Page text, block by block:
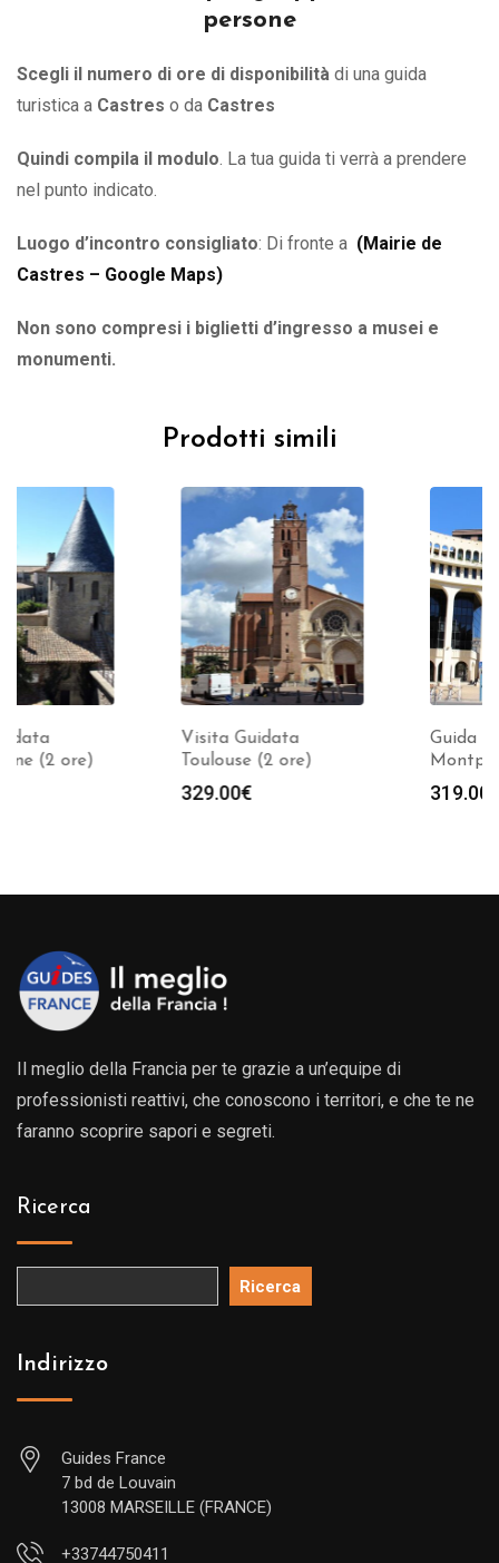
persone
Scegli il numero di ore di disponibilità di una guida
turistica a Castres o da Castres
Quindi compila il modulo . La tua guida ti verrà a prendere
nel punto indicato.
Luogo d’incontro consigliato: Di fronte a (Mairie de
Castres – Google Maps)
Non sono compresi i biglietti d’ingresso a musei e
monumenti.
Prodotti simili
Visita Guidata
Toulouse (2 ore)
Guida Privata
Montpellier *** (2 ore)
Il meglio della Francia per te grazie a un’equipe di
professionisti reattivi, che conoscono i territori, e che te ne
faranno scoprire sapori e segreti.
Ricerca
Ricerca
Indirizzo
Guides France
7 bd de Louvain
13008 MARSEILLE (FRANCE)
+33744750411